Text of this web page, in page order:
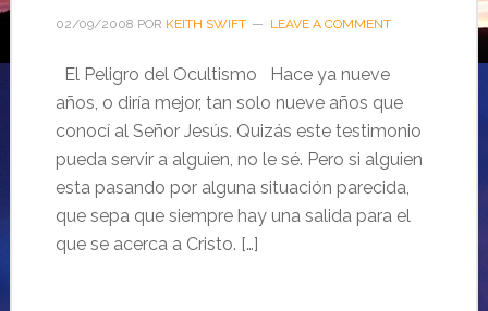
02/09/2008 POR KEITH SWIFT LEAVE A COMMENT
El Peligro del Ocultismo Hace ya nueve
años, o diría mejor, tan solo nueve años que
conocí al Señor Jesús. Quizás este testimonio
pueda servir a alguien, no le sé. Pero si alguien
esta pasando por alguna situación parecida,
que sepa que siempre hay una salida para el
que se acerca a Cristo. […]